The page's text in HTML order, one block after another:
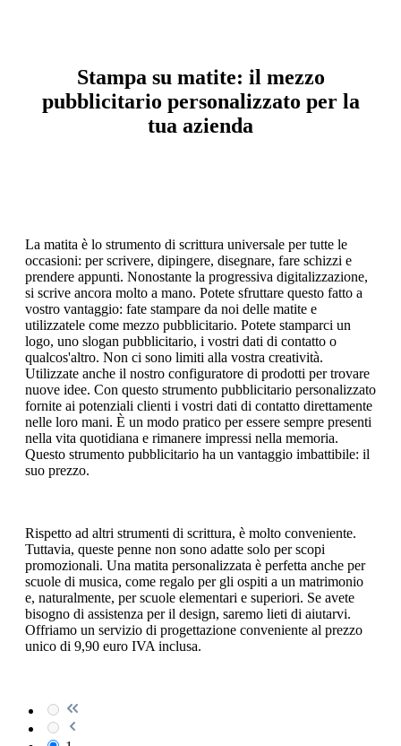
Stampa su matite: il mezzo
pubblicitario personalizzato per la
tua azienda
La matita è lo strumento di scrittura universale per tutte le
occasioni: per scrivere, dipingere, disegnare, fare schizzi e
prendere appunti. Nonostante la progressiva digitalizzazione,
si scrive ancora molto a mano. Potete sfruttare questo fatto a
vostro vantaggio: fate stampare da noi delle matite e
utilizzatele come mezzo pubblicitario. Potete stamparci un
logo, uno slogan pubblicitario, i vostri dati di contatto o
qualcos'altro. Non ci sono limiti alla vostra creatività.
Utilizzate anche il nostro configuratore di prodotti per trovare
nuove idee. Con questo strumento pubblicitario personalizzato
fornite ai potenziali clienti i vostri dati di contatto direttamente
nelle loro mani. È un modo pratico per essere sempre presenti
nella vita quotidiana e rimanere impressi nella memoria.
Questo strumento pubblicitario ha un vantaggio imbattibile: il
suo prezzo.
Rispetto ad altri strumenti di scrittura, è molto conveniente.
Tuttavia, queste penne non sono adatte solo per scopi
promozionali. Una matita personalizzata è perfetta anche per
scuole di musica, come regalo per gli ospiti a un matrimonio
e, naturalmente, per scuole elementari e superiori. Se avete
bisogno di assistenza per il design, saremo lieti di aiutarvi.
Offriamo un servizio di progettazione conveniente al prezzo
unico di 9,90 euro IVA inclusa.